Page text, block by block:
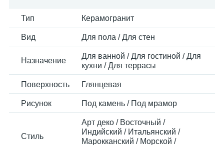
Тип Керамогранит
Вид Для пола / Для стен
Назначение
Для ванной / Для гостиной / Для
кухни / Для террасы
Поверхность Глянцевая
Рисунок Под камень / Под мрамор
Стиль
Арт деко / Восточный /
Индийский / Итальянский /
Марокканский / Морской /